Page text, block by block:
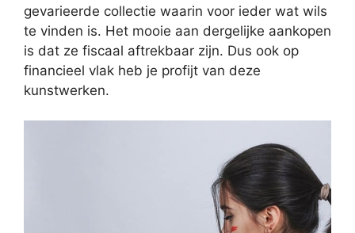
gevarieerde collectie waarin voor ieder wat wils
te vinden is. Het mooie aan dergelijke aankopen
is dat ze fiscaal aftrekbaar zijn. Dus ook op
financieel vlak heb je profijt van deze
kunstwerken.